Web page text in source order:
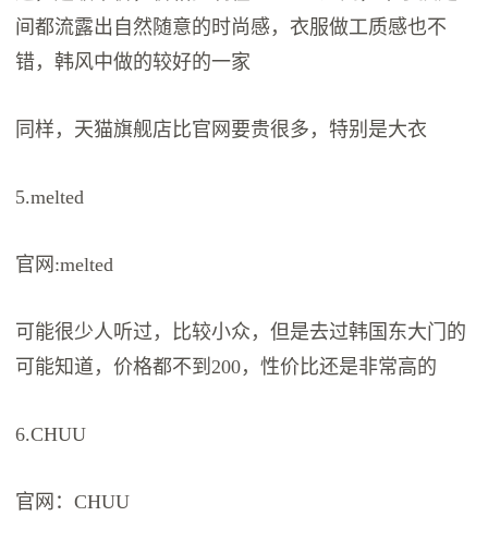
间都流露出自然随意的时尚感，衣服做工质感也不
错，韩风中做的较好的一家
同样，天猫旗舰店比官网要贵很多，特别是大衣
5.melted
官网:melted
可能很少人听过，比较小众，但是去过韩国东大门的
可能知道，价格都不到200，性价比还是非常高的
6.CHUU
官网：CHUU